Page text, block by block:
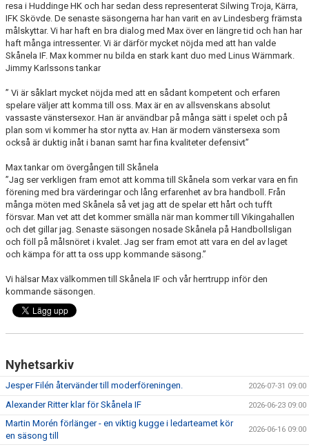
resa i Huddinge HK och har sedan dess representerat Silwing Troja, Kärra,
IFK Skövde. De senaste säsongerna har han varit en av Lindesberg främsta
målskyttar. Vi har haft en bra dialog med Max över en längre tid och han har
haft många intressenter. Vi är därför mycket nöjda med att han valde
Skånela IF. Max kommer nu bilda en stark kant duo med Linus Wärnmark.
Jimmy Karlssons tankar
” Vi är såklart mycket nöjda med att en sådant kompetent och erfaren
spelare väljer att komma till oss. Max är en av allsvenskans absolut
vassaste vänstersexor. Han är användbar på många sätt i spelet och på
plan som vi kommer ha stor nytta av. Han är modern vänstersexa som
också är duktig inåt i banan samt har fina kvaliteter defensivt”
Max tankar om övergången till Skånela
”Jag ser verkligen fram emot att komma till Skånela som verkar vara en fin
förening med bra värderingar och lång erfarenhet av bra handboll. Från
många möten med Skånela så vet jag att de spelar ett hårt och tufft
försvar. Man vet att det kommer smälla när man kommer till Vikingahallen
och det gillar jag. Senaste säsongen nosade Skånela på Handbollsligan
och föll på målsnöret i kvalet. Jag ser fram emot att vara en del av laget
och kämpa för att ta oss upp kommande säsong.”
Vi hälsar Max välkommen till Skånela IF och vår herrtrupp inför den
kommande säsongen.
Nyhetsarkiv
Jesper Filén återvänder till moderföreningen. 2026-07-31 09:00
Alexander Ritter klar för Skånela IF 2026-06-23 09:00
Martin Morén förlänger - en viktig kugge i ledarteamet kör
en säsong till
2026-06-16 09:00